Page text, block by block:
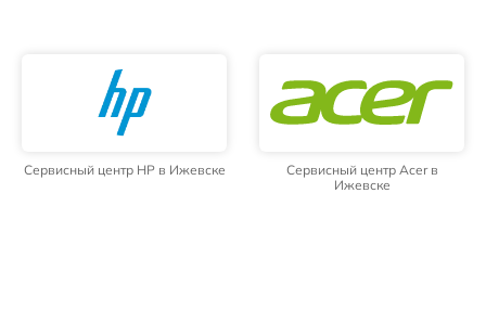
Сервисный центр HP в Ижевске
Сервисный центр Acer в
Ижевске